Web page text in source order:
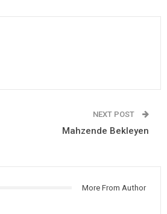
NEXT POST
Mahzende Bekleyen
More From Author